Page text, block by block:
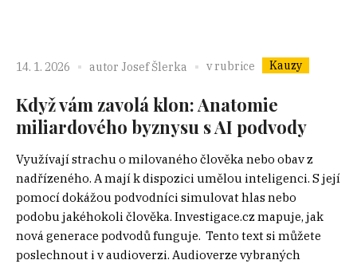
14. 1. 2026 autor Josef Šlerka v rubrice Kauzy
Když vám zavolá klon: Anatomie
miliardového byznysu s AI podvody
Využívají strachu o milovaného člověka nebo obav z
nadřízeného. A mají k dispozici umělou inteligenci. S její
pomocí dokážou podvodníci simulovat hlas nebo
podobu jakéhokoli člověka. Investigace.cz mapuje, jak
nová generace podvodů funguje. Tento text si můžete
poslechnout i v audioverzi. Audioverze vybraných